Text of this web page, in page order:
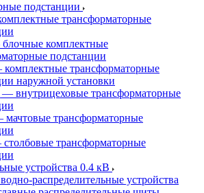
подстанции
трансформаторные
комплектные
подстанции
трансформаторные
наружной установки
внутрицеховые трансформаторные
трансформаторные
трансформаторные
устройства 0.4 кВ
распределительные устройства